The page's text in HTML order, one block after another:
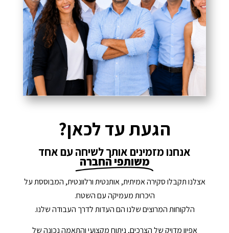
הגעת עד לכאן?
אנחנו מזמינים אותך לשיחה עם אחד
משותפי החברה
אצלנו תקבלו סקירה אמיתית, אותנטית ורלוונטית, המבוססת על
היכרות מעמיקה עם השטח.
הלקוחות המרוצים שלנו הם העדות לדרך העבודה שלנו.
אפיון מדויק של הצרכים, ניתוח מקצועי והתאמה נכונה של